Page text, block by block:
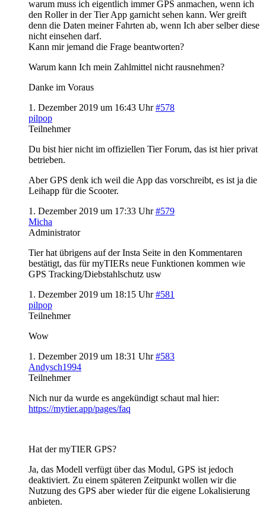
warum muss ich eigentlich immer GPS anmachen, wenn ich
den Roller in der Tier App garnicht sehen kann. Wer greift
denn die Daten meiner Fahrten ab, wenn Ich aber selber diese
nicht einsehen darf.
Kann mir jemand die Frage beantworten?
Warum kann Ich mein Zahlmittel nicht rausnehmen?
Danke im Voraus
1. Dezember 2019 um 16:43 Uhr #578
pilpop
Teilnehmer
Du bist hier nicht im offiziellen Tier Forum, das ist hier privat
betrieben.
Aber GPS denk ich weil die App das vorschreibt, es ist ja die
Leihapp für die Scooter.
1. Dezember 2019 um 17:33 Uhr #579
Micha
Administrator
Tier hat übrigens auf der Insta Seite in den Kommentaren
bestätigt, das für myTIERs neue Funktionen kommen wie
GPS Tracking/Diebstahlschutz usw
1. Dezember 2019 um 18:15 Uhr #581
pilpop
Teilnehmer
Wow
1. Dezember 2019 um 18:31 Uhr #583
Andysch1994
Teilnehmer
Nich nur da wurde es angekündigt schaut mal hier:
https://mytier.app/pages/faq
Hat der myTIER GPS?
Ja, das Modell verfügt über das Modul, GPS ist jedoch
deaktiviert. Zu einem späteren Zeitpunkt wollen wir die
Nutzung des GPS aber wieder für die eigene Lokalisierung
anbieten.